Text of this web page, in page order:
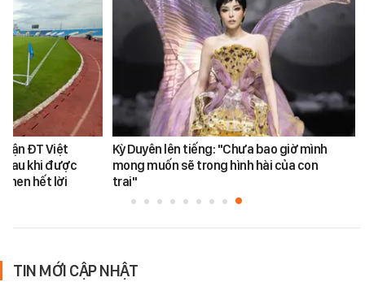
ĐT Việt
sau khi được
hết lời
Kỳ Duyên lên tiếng: "Chưa bao giờ mình
mong muốn sẽ trong hình hài của con
trai"
TIN MỚI CẬP NHẬT